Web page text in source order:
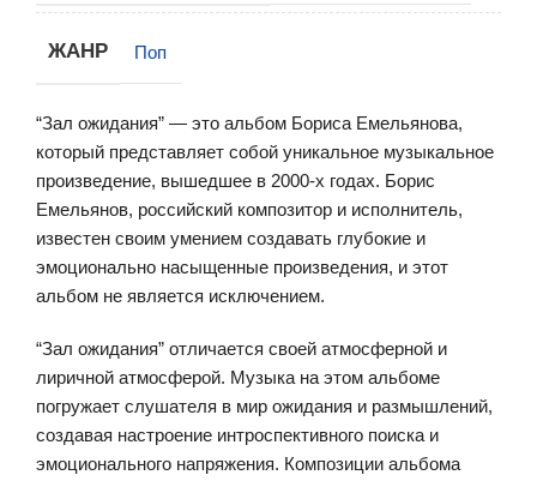
ЖАНР Поп
“Зал ожидания” — это альбом Бориса Емельянова,
который представляет собой уникальное музыкальное
произведение, вышедшее в 2000-х годах. Борис
Емельянов, российский композитор и исполнитель,
известен своим умением создавать глубокие и
эмоционально насыщенные произведения, и этот
альбом не является исключением.
“Зал ожидания” отличается своей атмосферной и
лиричной атмосферой. Музыка на этом альбоме
погружает слушателя в мир ожидания и размышлений,
создавая настроение интроспективного поиска и
эмоционального напряжения. Композиции альбома